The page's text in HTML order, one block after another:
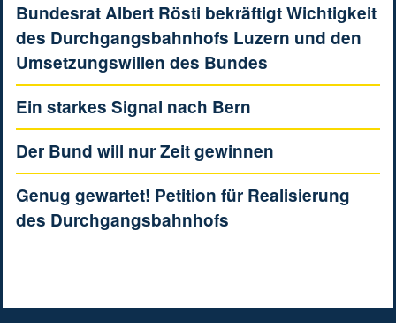
Bundesrat Albert Rösti bekräftigt Wichtigkeit
des Durchgangsbahnhofs Luzern und den
Umsetzungswillen des Bundes
Ein starkes Signal nach Bern
Der Bund will nur Zeit gewinnen
Genug gewartet! Petition für Realisierung
des Durchgangsbahnhofs